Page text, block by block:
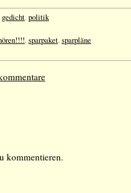
gedicht,politik
,sparpaket,sparpläne
kommentieren.